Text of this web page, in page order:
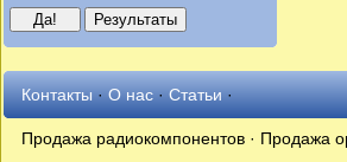
Контакты·О нас·Статьи·
Продажа радиокомпонентов · Продажа